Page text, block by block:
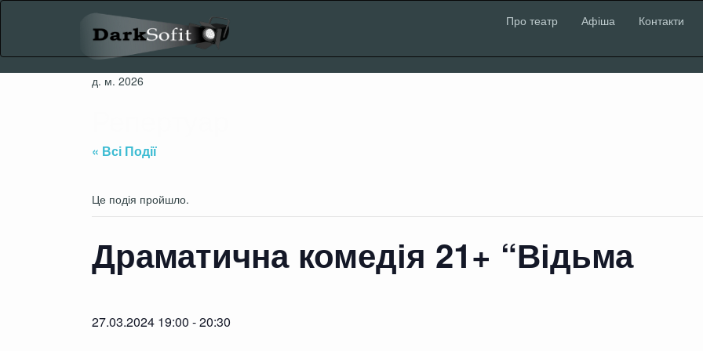
Про театр Афіша Контакти
д. м. 2026
« Всі Події
Це подія пройшло.
Драматична комедія 21+ “Відьма
27.03.2024 19:00 -20:30